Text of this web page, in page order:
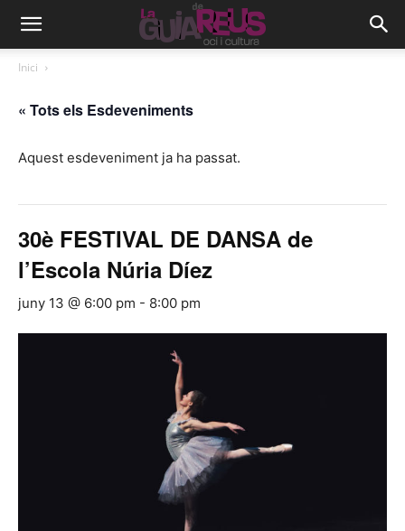
Inici
« Tots els Esdeveniments
Aquest esdeveniment ja ha passat.
30è FESTIVAL DE DANSA de
l’Escola Núria Díez
juny 13 @ 6:00 pm - 8:00 pm